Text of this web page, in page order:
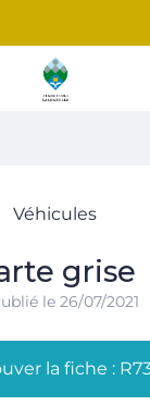
Site
Véhicules
grise
le 26/07/2021
la fiche :